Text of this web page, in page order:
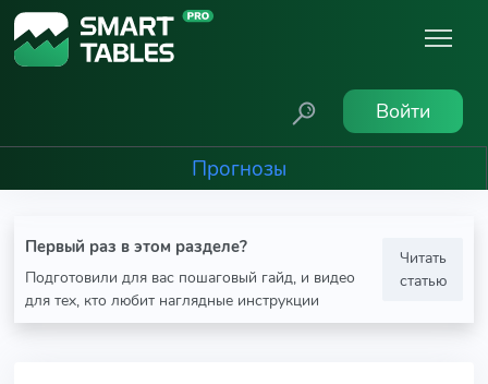
Войти
Прогнозы
Первый раз в этом разделе?
Подготовили для вас пошаговый гайд, и видео
для тех, кто любит наглядные инструкции
Читать
статью